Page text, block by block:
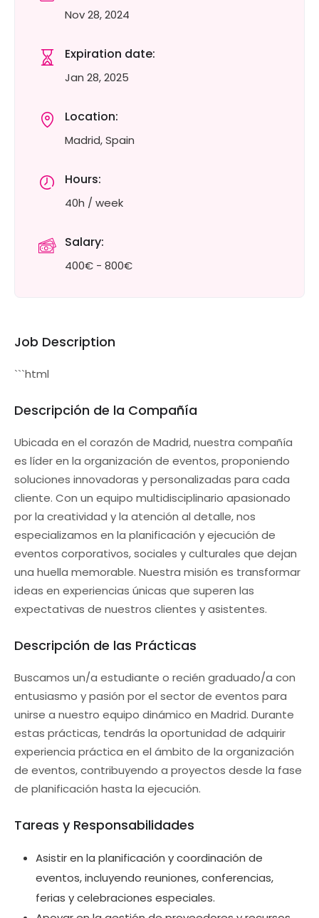
Nov 28, 2024
Expiration date:
Jan 28, 2025
Location:
Madrid, Spain
Hours:
40h / week
Salary:
400€ - 800€
Job Description
```html
Descripción de la Compañía
Ubicada en el corazón de Madrid, nuestra compañía
es líder en la organización de eventos, proponiendo
soluciones innovadoras y personalizadas para cada
cliente. Con un equipo multidisciplinario apasionado
por la creatividad y la atención al detalle, nos
especializamos en la planificación y ejecución de
eventos corporativos, sociales y culturales que dejan
una huella memorable. Nuestra misión es transformar
ideas en experiencias únicas que superen las
expectativas de nuestros clientes y asistentes.
Descripción de las Prácticas
Buscamos un/a estudiante o recién graduado/a con
entusiasmo y pasión por el sector de eventos para
unirse a nuestro equipo dinámico en Madrid. Durante
estas prácticas, tendrás la oportunidad de adquirir
experiencia práctica en el ámbito de la organización
de eventos, contribuyendo a proyectos desde la fase
de planificación hasta la ejecución.
Tareas y Responsabilidades
Asistir en la planificación y coordinación de
eventos, incluyendo reuniones, conferencias,
ferias y celebraciones especiales.